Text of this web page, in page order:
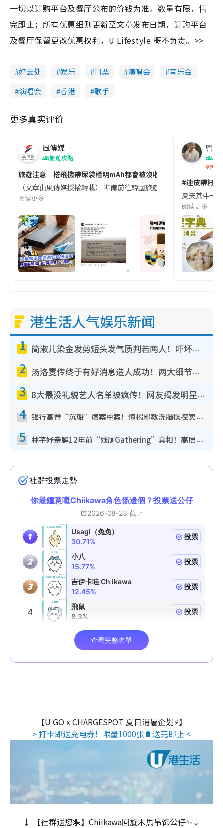
一切以订购平台及餐厅公布的价钱为准。数量有限，售
完即止；所有优惠细则更新至文章发布日期，订购平台
及餐厅保留更改优惠权利，U Lifestyle 概不负责。>>
好去处 娱乐 门票 演唱会
音乐会
演唱会
香港 歌手
更多真实评价
風傳媒
旅遊攻略
旅遊注意｜搭飛機帶尿袋標明mAh都會被沒收😱出發前切記檢查
（文章由風傳媒授權轉載） 準備前往韓國旅遊的民眾，近期要
阅读更多
營養
香港
#連皮帶籽
夏天其中一
阅读更多
港生活人气娱乐新闻
1 简淑儿染金发剪短头发气质判若两人！吓坏老公麦大力都认不出：“你做什么？”
2 汤洛雯传终于有好消息造人成功！两大细节曝孕味极浓引猜测：大肚婆先会咁！
3 8大最没礼貌艺人名单被疯传！网友揭发明星真面目，一致数落这一位是无品天花板？
4 银行高管“沉船”爆案中案！惊揭邪教洗脑操控卖淫被吞600万，幕后黑手讲多错多
5 林芊妤亲解12年前“残厕Gathering”真相！高层解约一句话重创尊严，至今拒返TVB
【U GO x CHARGESPOT 夏日消暑企划⚡】
> 打卡即送充电券！限量1000张🔋送完即止 <
↓ 【社群送您🎠】Chiikawa回旋木⾺吊饰公仔✨↓